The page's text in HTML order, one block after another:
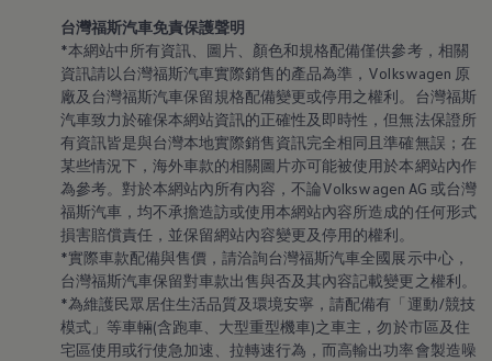
台灣福斯汽車免責保護聲明
*本網站中所有資訊、圖片、顏色和規格配備僅供參考，相關
資訊請以台灣福斯汽車實際銷售的產品為準 ， Volkswagen 原
廠及台灣福斯汽車保留規格配備變更或停用之權利。台灣福斯
汽車致力於確保本網站資訊的正確性及即時性，但無法保證所
有資訊皆是與台灣本地實際銷售資訊完全相同且準確無誤；在
某些情況下，海外車款的相關圖片亦可能被使用於本網站內作
為參考。對於本網站內所有內容，不論Volkswagen AG 或台灣
福斯汽車，均不承擔造訪或使用本網站內容所造成的任何形式
損害賠償責任，並保留網站內容變更及停用的權利。
*實際車款配備與售價，請洽詢台灣福斯汽車全國展示中心，
台灣福斯汽車保留對車款出售與否及其內容記載變更之權利。
*為維護民眾居住生活品質及環境安寧，請配備有「運動/競技
模式」等車輛(含跑車、大型重型機車)之車主，勿於市區及住
宅區使用或行使急加速、拉轉速行為，而高輸出功率會製造噪